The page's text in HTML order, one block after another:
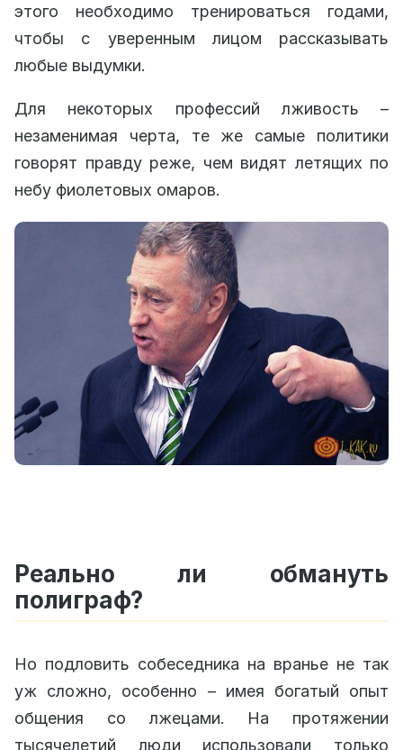
этого необходимо тренироваться годами,
чтобы с уверенным лицом рассказывать
любые выдумки.
Для некоторых профессий лживость –
незаменимая черта, те же самые политики
говорят правду реже, чем видят летящих по
небу фиолетовых омаров.
Реально ли обмануть
полиграф?
Но подловить собеседника на вранье не так
уж сложно, особенно – имея богатый опыт
общения со лжецами. На протяжении
тысячелетий люди использовали только